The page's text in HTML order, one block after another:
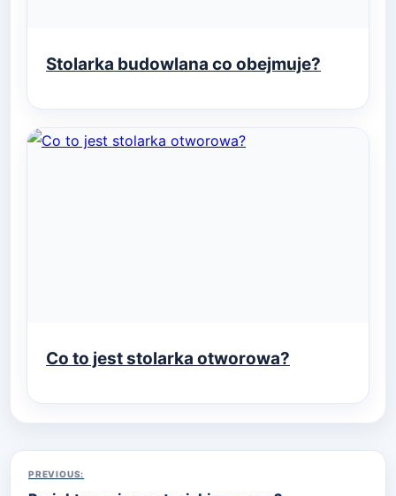
Stolarka budowlana co obejmuje?
Co to jest stolarka otworowa?
Nawigacja
PREVIOUS: